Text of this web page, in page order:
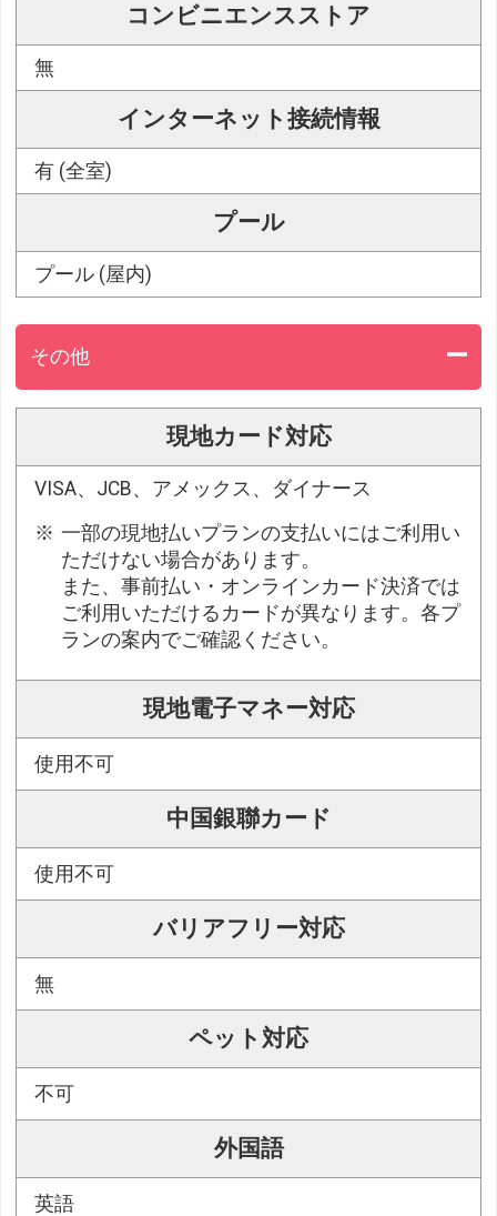
コンビニエンスストア
無
インターネット接続情報
有 (全室)
プール
プール (屋内)
その他
現地カード対応
VISA、JCB、アメックス、ダイナース
一部の現地払いプランの支払いにはご利用い
ただけない場合があります。
また、事前払い・オンラインカード決済では
ご利用いただけるカードが異なります。各プ
ランの案内でご確認ください。
現地電子マネー対応
使用不可
中国銀聯カード
使用不可
バリアフリー対応
無
ペット対応
不可
外国語
英語